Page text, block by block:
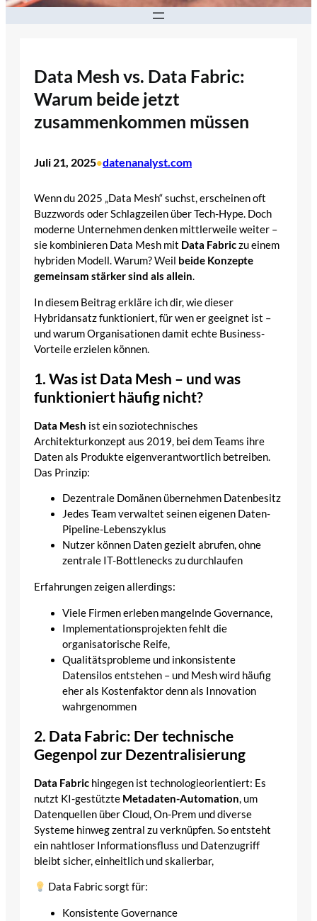
Data Mesh vs. Data Fabric:
Warum beide jetzt
zusammenkommen müssen
Juli 21, 2025•datenanalyst.com
Wenn du 2025 „Data Mesh“ suchst, erscheinen oft
Buzzwords oder Schlagzeilen über Tech-Hype. Doch
moderne Unternehmen denken mittlerweile weiter –
sie kombinieren Data Mesh mit Data Fabriczu einem
hybriden Modell. Warum? Weil beide Konzepte
gemeinsam stärker sind als allein.
In diesem Beitrag erkläre ich dir, wie dieser
Hybridansatz funktioniert, für wen er geeignet ist –
und warum Organisationen damit echte Business-
Vorteile erzielen können.
1. Was ist Data Mesh – und was
funktioniert häufig nicht?
Data Mesh ist ein soziotechnisches
Architekturkonzept aus 2019, bei dem Teams ihre
Daten als Produkte eigenverantwortlich betreiben.
Das Prinzip:
Dezentrale Domänen übernehmen Datenbesitz
Jedes Team verwaltet seinen eigenen Daten-
Pipeline-Lebenszyklus
Nutzer können Daten gezielt abrufen, ohne
zentrale IT-Bottlenecks zu durchlaufen
Erfahrungen zeigen allerdings:
Viele Firmen erleben mangelnde Governance,
Implementationsprojekten fehlt die
organisatorische Reife,
Qualitätsprobleme und inkonsistente
Datensilos entstehen – und Mesh wird häufig
eher als Kostenfaktor denn als Innovation
wahrgenommen
2. Data Fabric: Der technische
Gegenpol zur Dezentralisierung
Data Fabric hingegen ist technologieorientiert: Es
nutzt KI-gestützte Metadaten-Automation, um
Datenquellen über Cloud, On-Prem und diverse
Systeme hinweg zentral zu verknüpfen. So entsteht
ein nahtloser Informationsfluss und Datenzugriff
bleibt sicher, einheitlich und skalierbar,
Data Fabric sorgt für:
Konsistente Governance